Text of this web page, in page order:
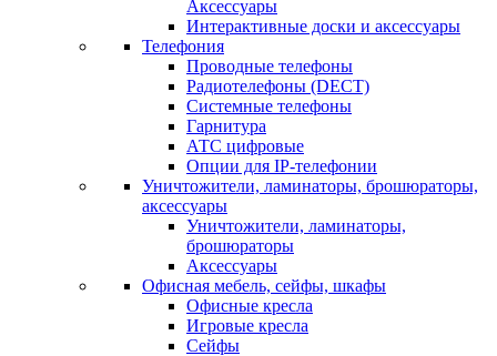
Аксессуары
Интерактивные доски и аксессуары
Телефония
Проводные телефоны
Радиотелефоны (DECT)
Системные телефоны
Гарнитура
АТС цифровые
Опции для IP-телефонии
Уничтожители, ламинаторы, брошюраторы,
аксессуары
Уничтожители, ламинаторы,
брошюраторы
Аксессуары
Офисная мебель, сейфы, шкафы
Офисные кресла
Игровые кресла
Сейфы